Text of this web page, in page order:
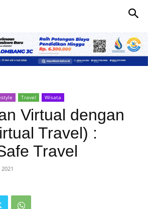
Travel Wisata
Virtual dengan
Travel) :
Travel